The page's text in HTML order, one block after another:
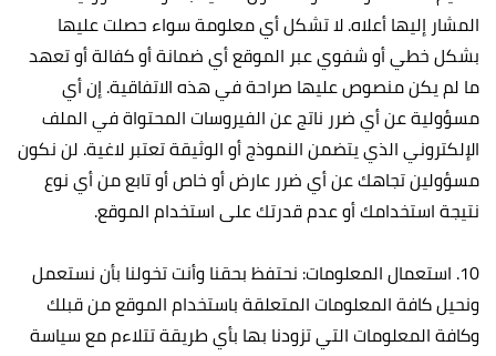
المشار إليها أعلاه. لا تشكل أي معلومة سواء حصلت عليها
بشكل خطي أو شفوي عبر الموقع أي ضمانة أو كفالة أو تعهد
ما لم يكن منصوص عليها صراحة في هذه الاتفاقية. إن أي
مسؤولية عن أي ضرر ناتج عن الفيروسات المحتواة في الملف
الإلكتروني الذي يتضمن النموذج أو الوثيقة تعتبر لاغية. لن نكون
مسؤولين تجاهك عن أي ضرر عارض أو خاص أو تابع من أي نوع
نتيجة استخدامك أو عدم قدرتك على استخدام الموقع.
10. استعمال المعلومات: نحتفظ بحقنا وأنت تخولنا بأن نستعمل
ونحيل كافة المعلومات المتعلقة باستخدام الموقع من قبلك
وكافة المعلومات التي تزودنا بها بأي طريقة تتلاءم مع سياسة